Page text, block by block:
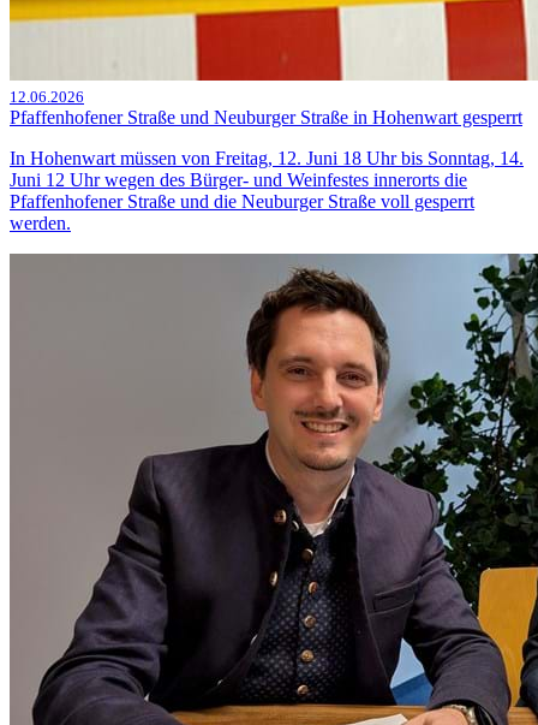
12.06.2026
Pfaffenhofener Straße und Neuburger Straße in Hohenwart gesperrt
In Hohenwart müssen von Freitag, 12. Juni 18 Uhr bis Sonntag, 14.
Juni 12 Uhr wegen des Bürger- und Weinfestes innerorts die
Pfaffenhofener Straße und die Neuburger Straße voll gesperrt
werden.